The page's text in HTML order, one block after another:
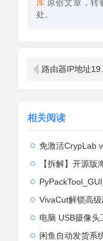
库 原创文章，转
处。
相关阅读
免激活CrypLab v2.0加密
【拆解】开源
VivaCut解锁高级版
电脑 USB摄像头
闲鱼自动发货系